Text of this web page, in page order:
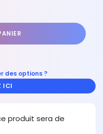
des options ?
ICI
produit sera de